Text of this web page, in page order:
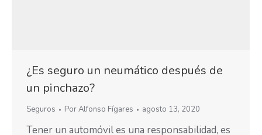
¿Es seguro un neumático después de
un pinchazo?
Seguros PorAlfonso Fígares agosto 13, 2020
Tener un automóvil es una responsabilidad, es